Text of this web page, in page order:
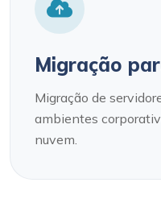
Migração
Migração de
ambientes
nuvem.